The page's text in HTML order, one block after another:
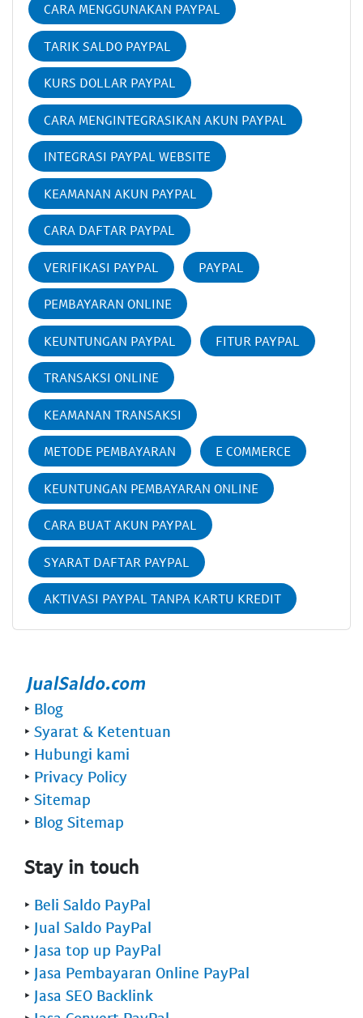
CARA MENGGUNAKAN PAYPAL
TARIK SALDO PAYPAL
KURS DOLLAR PAYPAL
CARA MENGINTEGRASIKAN AKUN PAYPAL
INTEGRASI PAYPAL WEBSITE
KEAMANAN AKUN PAYPAL
CARA DAFTAR PAYPAL
VERIFIKASI PAYPAL PAYPAL
PEMBAYARAN ONLINE
KEUNTUNGAN PAYPAL FITUR PAYPAL
TRANSAKSI ONLINE
KEAMANAN TRANSAKSI
METODE PEMBAYARAN E COMMERCE
KEUNTUNGAN PEMBAYARAN ONLINE
CARA BUAT AKUN PAYPAL
SYARAT DAFTAR PAYPAL
AKTIVASI PAYPAL TANPA KARTU KREDIT
‣ Blog
‣ Syarat & Ketentuan
‣ Hubungi kami
‣ Privacy Policy
‣ Sitemap
‣ Blog Sitemap
Stay in touch
‣ Beli Saldo PayPal
‣ Jual Saldo PayPal
‣ Jasa top up PayPal
‣ Jasa Pembayaran Online PayPal
‣ Jasa SEO Backlink